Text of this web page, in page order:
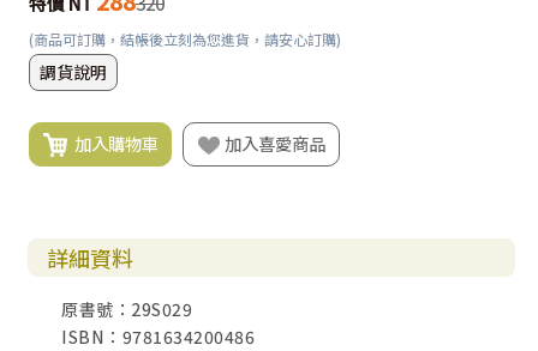
(商品可訂購，結帳後立刻為您進貨，請安心訂購)
調貨說明
加入購物車 加入喜愛商品
詳細資料
原書號：29S029
ISBN：9781634200486